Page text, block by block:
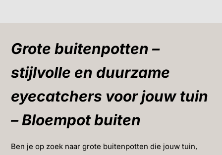
Grote buitenpotten –
stijlvolle en duurzame
eyecatchers voor jouw tuin
– Bloempot buiten
Ben je op zoek naar grote buitenpotten die jouw tuin,